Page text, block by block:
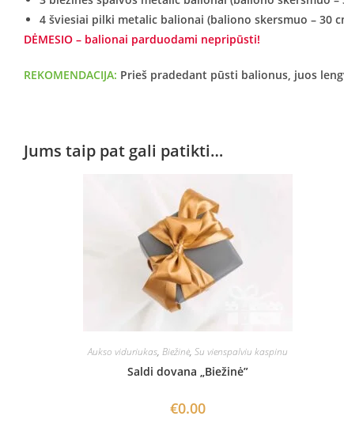
4 šviesiai pilki metalic balionai (baliono skersmuo – 30
DĖMESIO – balionai parduodami nepripūsti!
REKOMENDACIJA: Prieš pradedant pūsti balionus, juos
Jums taip pat gali patikti…
Aukso viduriukas, Biežinė, Su vienspalviu kaspinu
Saldi dovana „Biežinė”
€0.00